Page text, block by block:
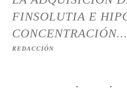
FINSOLUTIA E
CONCENTRACIÓN...
REDACCIÓN